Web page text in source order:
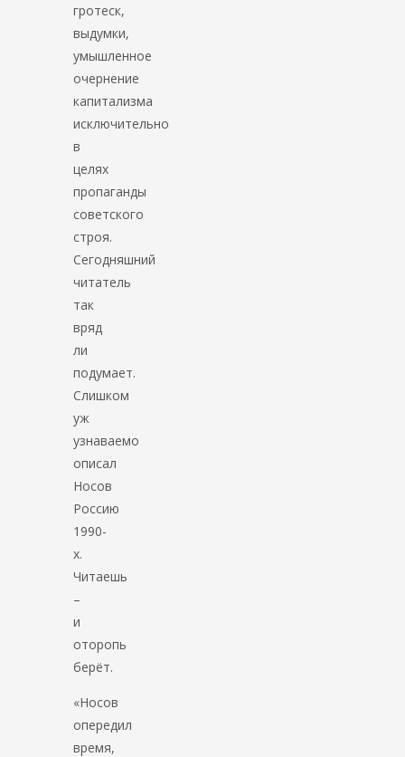
гротеск,
выдумки,
умышленное
очернение
капитализма
исключительно
в
целях
пропаганды
советского
строя.
Сегодняшний
читатель
так
вряд
ли
подумает.
Слишком
уж
узнаваемо
описал
Носов
Россию
1990-
х.
Читаешь
–
и
оторопь
берёт.
«Носов
опередил
время,